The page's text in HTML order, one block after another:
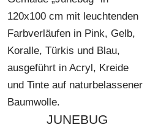
JUNEBUG